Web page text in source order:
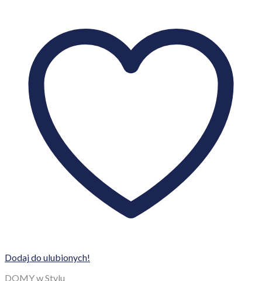
Dodaj do ulubionych!
DOMY w Stylu